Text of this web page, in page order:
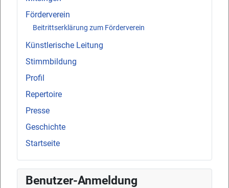
Förderverein
Beitrittserklärung zum Förderverein
Künstlerische Leitung
Stimmbildung
Profil
Repertoire
Presse
Geschichte
Startseite
Benutzer-Anmeldung